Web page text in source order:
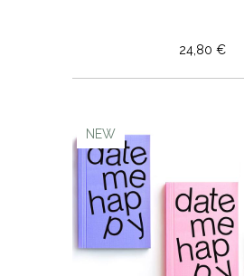
24,80 €
NEW